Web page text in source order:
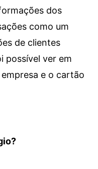
dos
como um
de clientes
possível ver em
e o cartão